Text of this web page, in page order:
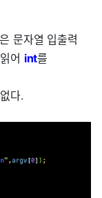
문자열 입출력
어 int를
다.